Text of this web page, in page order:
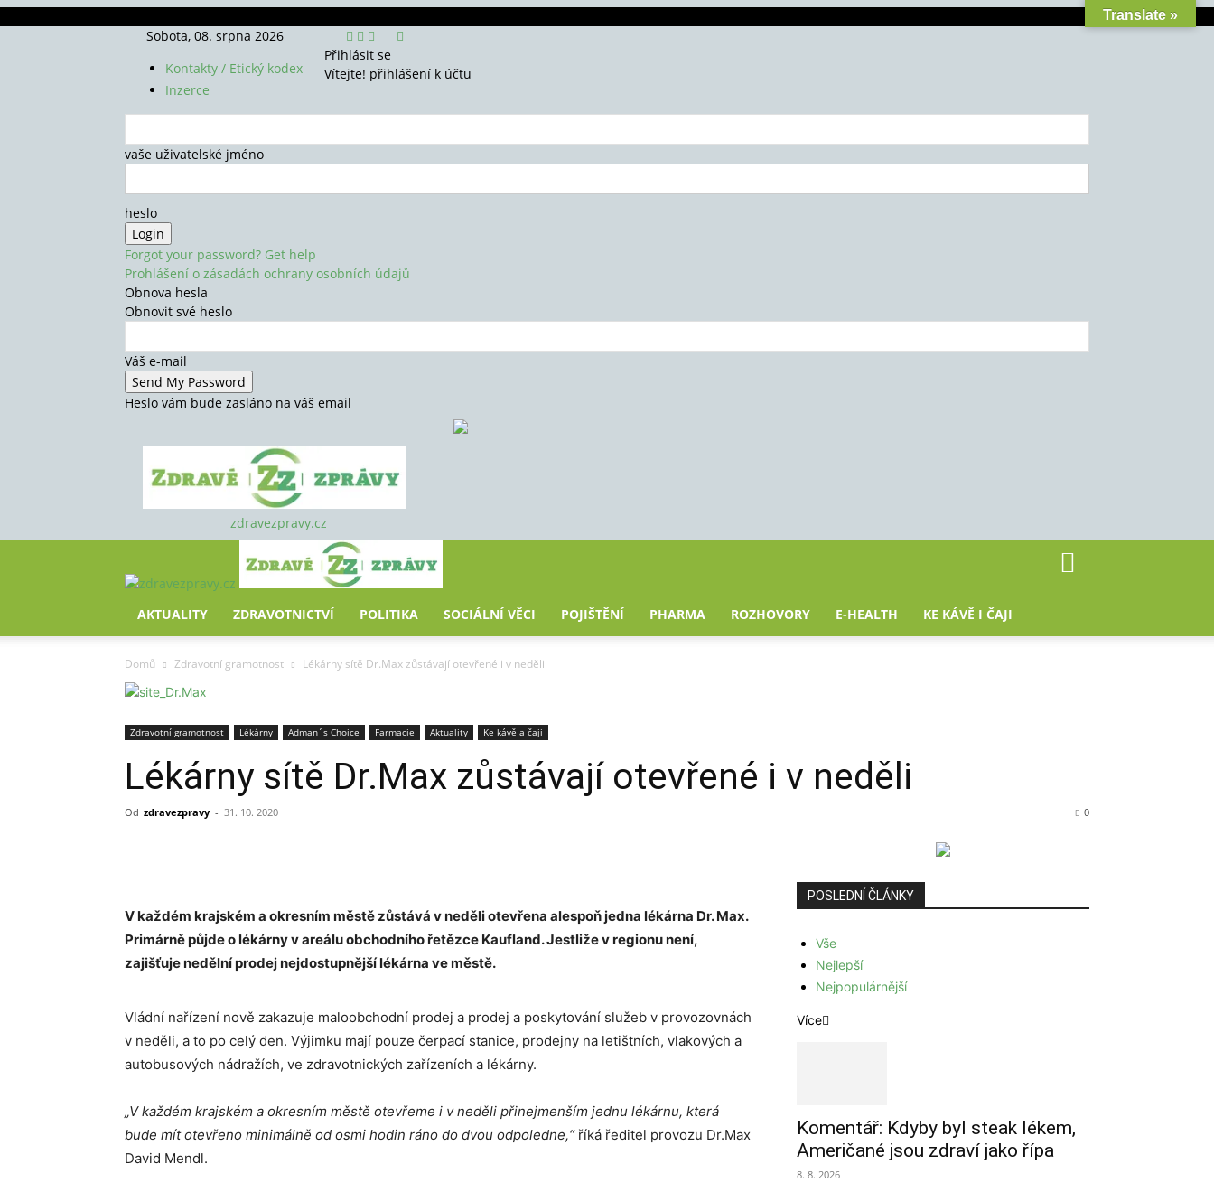
Sobota, 08. srpna 2026
Kontakty / Etický kodex
Inzerce
Přihlásit se
Vítejte! přihlášení k účtu
vaše uživatelské jméno
heslo
Forgot your password? Get help
Prohlášení o zásadách ochrany osobních údajů
Obnova hesla
Obnovit své heslo
Váš e-mail
Heslo vám bude zasláno na váš email
zdravezpravy.cz
AKTUALITY ZDRAVOTNICTVÍ POLITIKA SOCIÁLNÍ VĚCI POJIŠTĚNÍ PHARMA ROZHOVORY E-HEALTH KE KÁVĚ I ČAJI
Domů Zdravotní gramotnost Lékárny sítě Dr.Max zůstávají otevřené i v neděli
Zdravotní gramotnost Lékárny Adman´s Choice Farmacie Aktuality Ke kávě a čaji
Lékárny sítě Dr.Max zůstávají otevřené i v neděli
Od zdravezpravy - 31. 10. 2020 0
V každém krajském a okresním městě zůstává v neděli otevřena alespoň jedna lékárna Dr. Max.
Primárně půjde o lékárny v areálu obchodního řetězce Kaufland. Jestliže v regionu není,
zajišťuje nedělní prodej nejdostupnější lékárna ve městě.
Vládní nařízení nově zakazuje maloobchodní prodej a prodej a poskytování služeb v provozovnách
v neděli, a to po celý den. Výjimku mají pouze čerpací stanice, prodejny na letištních, vlakových a
autobusových nádražích, ve zdravotnických zařízeních a lékárny.
„V každém krajském a okresním městě otevřeme i v neděli přinejmenším jednu lékárnu, která
bude mít otevřeno minimálně od osmi hodin ráno do dvou odpoledne,“říká ředitel provozu Dr.Max
David Mendl.
POSLEDNÍ ČLÁNKY
Vše
Nejlepší
Nejpopulárnější
Více
Komentář: Kdyby byl steak lékem,
Američané jsou zdraví jako řípa
8. 8. 2026
Translate »